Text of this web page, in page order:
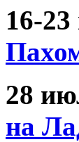
16-
28
на